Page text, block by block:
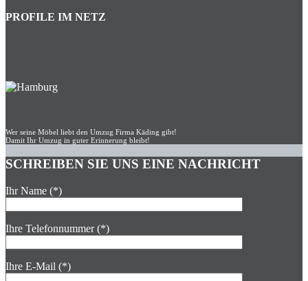
PROFILE IM NETZ
Wer seine Möbel liebt den Umzug Firma Käding gibt!
Damit Ihr Umzug in guter Erinnerung bleibt!
SCHREIBEN SIE UNS EINE NACHRICHT
Ihr Name (*)
Ihre Telefonnummer (*)
Ihre E-Mail (*)